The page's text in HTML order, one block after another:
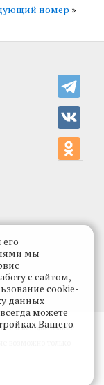
номер »
и использование
возможно только
мы
с сайтом,
cookie-
данных
можете
Вашего